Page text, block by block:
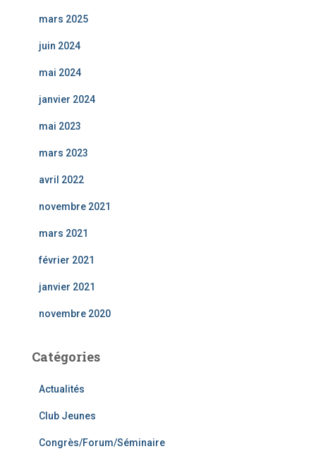
mars 2025
juin 2024
mai 2024
janvier 2024
mai 2023
mars 2023
avril 2022
novembre 2021
mars 2021
février 2021
janvier 2021
novembre 2020
Catégories
Actualités
Club Jeunes
Congrès/Forum/Séminaire